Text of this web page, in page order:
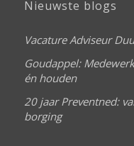
Nieuwste blogs
Vacature Adviseur
Goudappel:
én houden
20 jaar Preventned:
borging